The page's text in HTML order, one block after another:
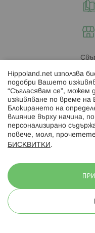
© 2026
Hippoland.net използва
подобри Вашето
“Съгласявам се”, можем
изживяване по време на
Блокирането на
влияние върху начина,
персонализирано
повече, моля, прочетете
БИСКВИТКИ .